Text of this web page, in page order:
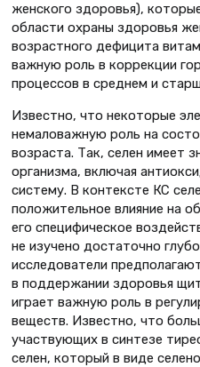
женского здоровья),
области охраны здоровья
возрастного дефицита
важную роль в коррекции
процессов в среднем и
Известно, что некоторые
немаловажную роль на
возраста. Так, селен имеет
организма, включая
систему. В контексте КС
положительное влияние на
его специфическое
не изучено достаточно
исследователи
в поддержании здоровья
играет важную роль в
веществ. Известно, что
участвующих в синтезе
селен, который в виде